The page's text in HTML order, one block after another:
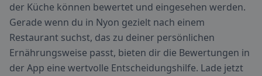
der Küche können bewertet und eingesehen werden.
Gerade wenn du in Nyon gezielt nach einem
Restaurant suchst, das zu deiner persönlichen
Ernährungsweise passt, bieten dir die Bewertungen in
der App eine wertvolle Entscheidungshilfe. Lade jetzt